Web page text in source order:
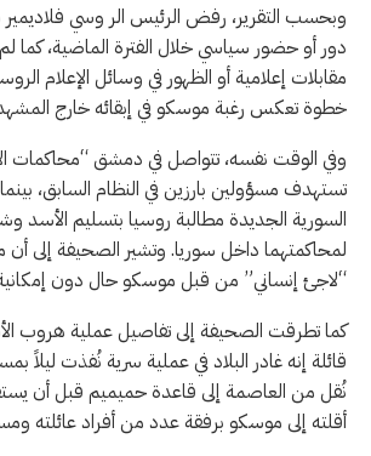
وبحسب التقرير، رفض الرئيس الر وسي فلاديمير
دور أو حضور سياسي خلال الفترة الماضية، كما
مقابلات إعلامية أو الظهور في وسائل الإعلام
خطوة تعكس رغبة موسكو في إبقائه خارج
وفي الوقت نفسه، تتواصل في دمشق “محاكمات
تستهدف مسؤولين بارزين في النظام السابق،
السورية الجديدة مطالبة روسيا بتسليم الأسد
لمحاكمتهما داخل سوريا. وتشير الصحيفة إلى
“لاجئ إنساني” من قبل موسكو حال دون
كما تطرقت الصحيفة إلى تفاصيل عملية هروب
قائلة إنه غادر البلاد في عملية سرية نُفذت ليلاً
نُقل من العاصمة إلى قاعدة حميميم قبل أن
أقلته إلى موسكو برفقة عدد من أفراد عائلته